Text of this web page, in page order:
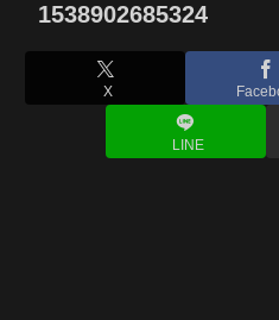
1538902685324
X
LINE